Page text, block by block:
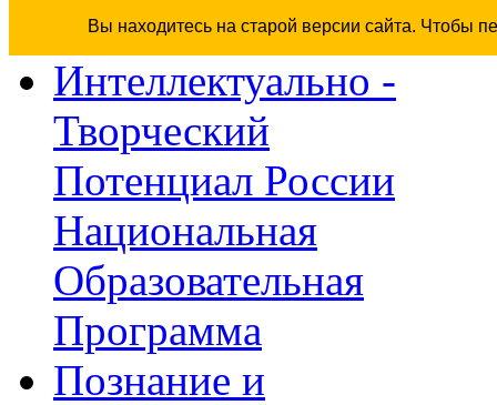
Вы находитесь на старой версии сайта. Чтобы
Интеллектуально -
Творческий
Потенциал России
Национальная
Образовательная
Программа
Познание и